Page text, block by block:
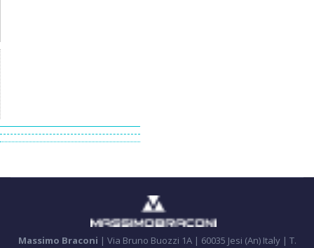
Massimo Braconi | Via Bruno Buozzi 1A | 60035 Jesi (An) Italy | T.